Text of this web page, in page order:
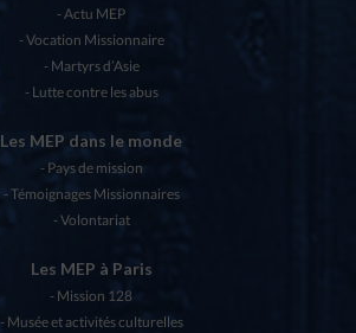
Actu MEP
Vocation Missionnaire
Martyrs d’Asie
Lutte contre les abus
Les MEP dans le monde
Pays de mission
Témoignages Missionnaires
Volontariat
Les MEP à Paris
Mission 128
Musée et activités culturelles